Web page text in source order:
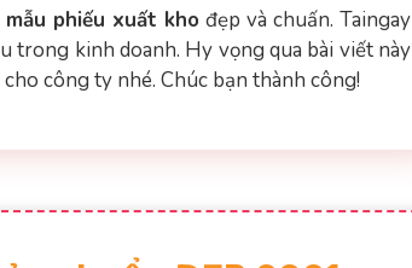
mẫu phiếu xuất kho đẹp và chuấn. Taingay
trong kinh doanh. Hy vọng qua bài viết này
cho công ty nhé. Chúc bạn thành công!